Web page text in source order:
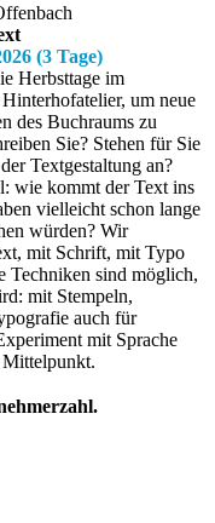
(3 Tage)
Herbsttage im
um neue
des Buchraums zu
Sie? Stehen für Sie
Textgestaltung an?
wie kommt der Text ins
vielleicht schon lange
würden? Wir
mit Schrift, mit Typo
Techniken sind möglich,
mit Stempeln,
auch für
mit Sprache
Mittelpunkt.